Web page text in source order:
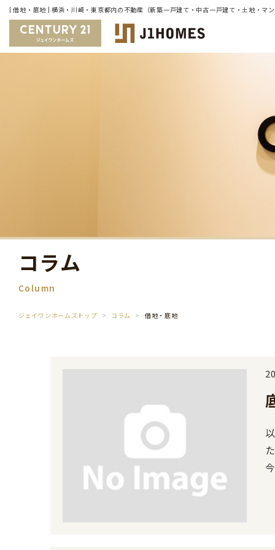
| 借地・底地 | 横浜・川崎・東京都内の不動産（新築一戸建て・中古一戸建て・土地・マ
コラム
Column
ジェイワンホームズトップ コラム 借地・底地
た。 「底地の